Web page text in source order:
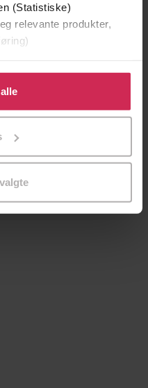
(Statistiske)
relevante produkter,
ditt samtykke til å
Du kan også
formål ved å klikke
Jørn Lier Horst
Penelope Keith
Group